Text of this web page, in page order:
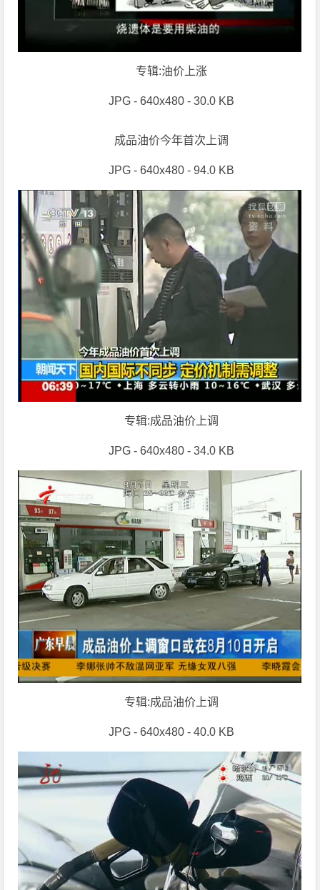
专辑:油价上涨
JPG - 640x480 - 30.0 KB
成品油价今年首次上调
JPG - 640x480 - 94.0 KB
专辑:成品油价上调
JPG - 640x480 - 34.0 KB
专辑:成品油价上调
JPG - 640x480 - 40.0 KB